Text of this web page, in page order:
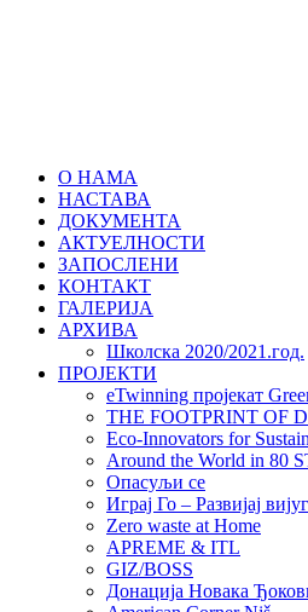
О НАМА
НАСТАВА
ДОКУМЕНТА
АКТУЕЛНОСТИ
ЗАПОСЛЕНИ
КОНТАКТ
ГАЛЕРИЈА
АРХИВА
Школска 2020/2021.год.
ПРОЈЕКТИ
eTwinning пројекат
THE FOOTPRINT OF
Eco-Innovators for
Around the World in 80
Опасуљи се
Играј Го – Развијај
Zero waste at Home
APREME & ITL
GIZ/BOSS
Донација Новака